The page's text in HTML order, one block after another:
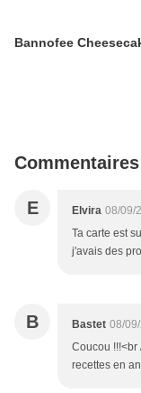
Bannofee
Commentaires
E Elvira 08/09/
Ta carte est
j'avais des
B Bastet 08/
Coucou !!!<br
recettes en